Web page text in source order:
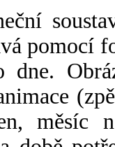
pomocí
měsíc